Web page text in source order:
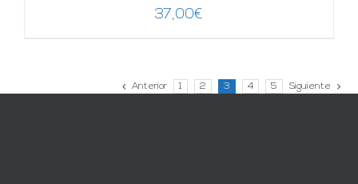
37,00€
Anterior 1 2 3 4 5 Siguiente